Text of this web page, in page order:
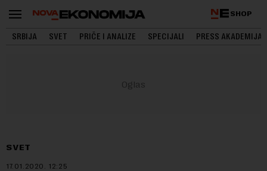
SHOP
SRBIJA SVET PRIČE I ANALIZE SPECIJALI PRESS AKADEMIJA
SVET
17.01.2020. 12:25